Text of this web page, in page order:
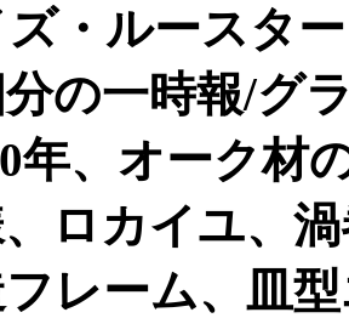
ズ・ルースタ
の一時報/グ
年、オーク材
ロカイユ、
レーム、皿